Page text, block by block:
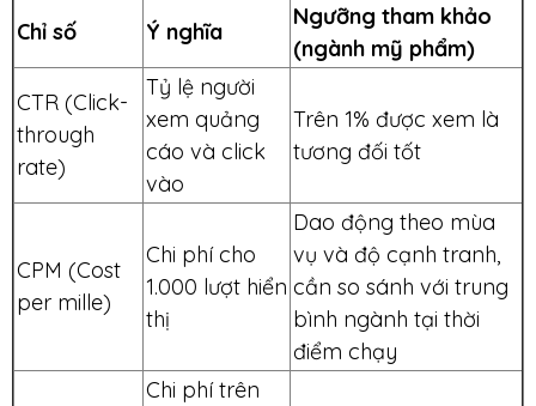
Chỉ số Ý nghĩa
Ngưỡng tham khảo
(ngành mỹ phẩm)
CTR (Click-
through
rate)
Tỷ lệ người
xem quảng
cáo và click
vào
Trên 1% được xem là
tương đối tốt
CPM (Cost
per mille)
Chi phí cho
1.000 lượt hiển
thị
Dao động theo mùa
vụ và độ cạnh tranh,
cần so sánh với trung
bình ngành tại thời
điểm chạy
Chi phí trên